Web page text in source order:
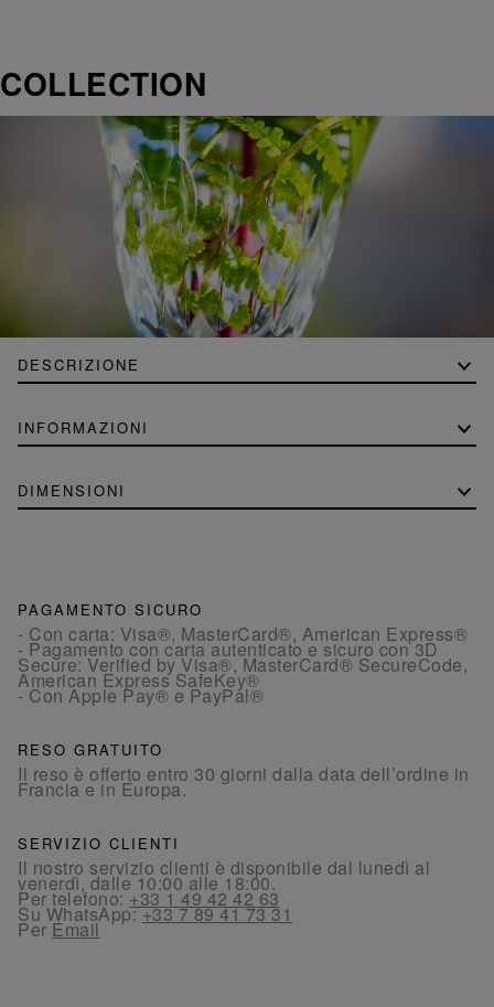
COLLECTION
DESCRIZIONE
INFORMAZIONI
DIMENSIONI
PAGAMENTO SICURO
- Con carta: Visa®, MasterCard®, American Express®
- Pagamento con carta autenticato e sicuro con 3D
Secure: Verified by Visa®, MasterCard® SecureCode,
American Express SafeKey®
- Con Apple Pay® e PayPal®
RESO GRATUITO
Il reso è offerto entro 30 giorni dalla data dell’ordine in
Francia e in Europa.
SERVIZIO CLIENTI
Il nostro servizio clienti è disponibile dal lunedì al
venerdì, dalle 10:00 alle 18:00.
Per telefono:+33 1 49 42 42 63
Su WhatsApp:+33 7 89 41 73 31
PerEmail